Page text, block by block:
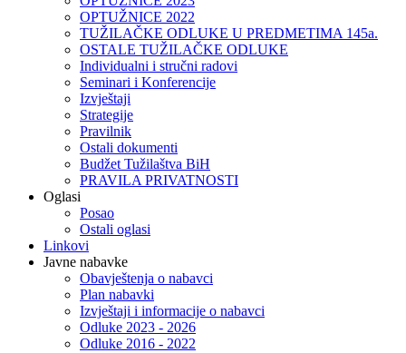
OPTUŽNICE 2022
TUŽILAČKE ODLUKE U PREDMETIMA 145a.
OSTALE TUŽILAČKE ODLUKE
Individualni i stručni radovi
Seminari i Konferencije
Izvještaji
Strategije
Pravilnik
Ostali dokumenti
Budžet Tužilaštva BiH
PRAVILA PRIVATNOSTI
Oglasi
Posao
Ostali oglasi
Linkovi
Javne nabavke
Obavještenja o nabavci
Plan nabavki
Izvještaji i informacije o nabavci
Odluke 2023 - 2026
Odluke 2016 - 2022